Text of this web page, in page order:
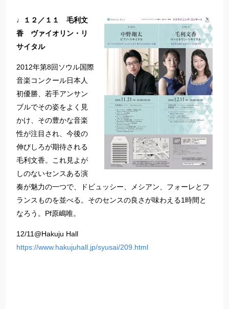
♩１２／１１ 毛利文
香 ヴァイオリン・リ
サイタル
2012年第8回ソウル国際
音楽コンクール日本人
初優勝、若手アンサン
ブルでその姿をよく見
かけ、その豊かな音楽
性が注目され、今後の
伸びしろが期待される
毛利文香。これ見よが
しのないセンスある演
奏が魅力の一つで、ドビュッシー、メシアン、フォーレとフ
ランスものを並べる。そのセンスの良さが味わえる1時間と
なろう。Pf原嶋唯。
12/11@Hakuju Hall
https://www.hakujuhall.jp/syusai/209.html